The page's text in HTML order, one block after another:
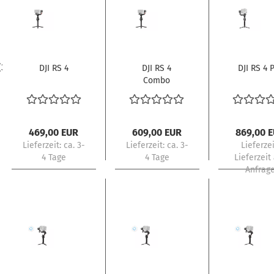
DJI RS 4
469,00 EUR
Lieferzeit: ca. 3-
4 Tage
DJI RS 4
Combo
609,00 EUR
Lieferzeit: ca. 3-
4 Tage
DJI RS 4
869,00
Lieferzeit